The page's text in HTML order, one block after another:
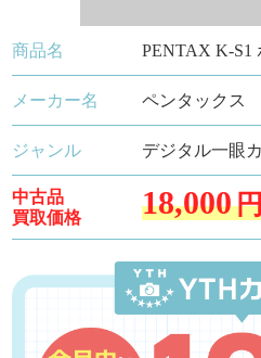
商品名 PENTAX K-S1
メーカー名 ペンタックス
ジャンル デジタル一眼
中古品
買取価格
18,000